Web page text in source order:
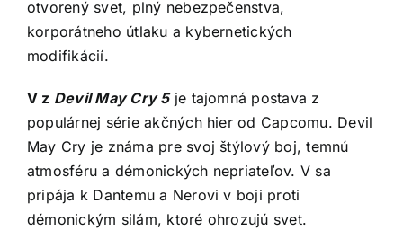
otvorený svet, plný nebezpečenstva,
korporátneho útlaku a kybernetických
modifikácií.
V z Devil May Cry 5je tajomná postava z
populárnej série akčných hier od Capcomu. Devil
May Cry je známa pre svoj štýlový boj, temnú
atmosféru a démonických nepriateľov. V sa
pripája k Dantemu a Nerovi v boji proti
démonickým silám, ktoré ohrozujú svet.